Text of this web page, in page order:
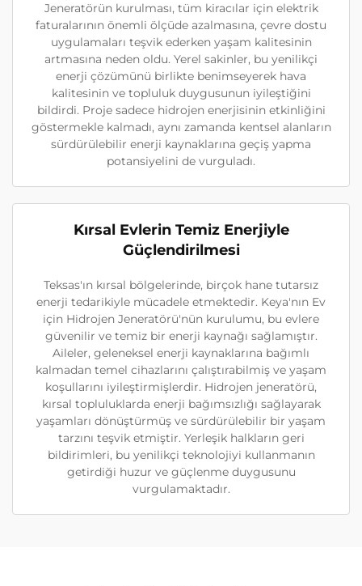
Jeneratörün kurulması, tüm kiracılar için elektrik
faturalarının önemli ölçüde azalmasına, çevre dostu
uygulamaları teşvik ederken yaşam kalitesinin
artmasına neden oldu. Yerel sakinler, bu yenilikçi
enerji çözümünü birlikte benimseyerek hava
kalitesinin ve topluluk duygusunun iyileştiğini
bildirdi. Proje sadece hidrojen enerjisinin etkinliğini
göstermekle kalmadı, aynı zamanda kentsel alanların
sürdürülebilir enerji kaynaklarına geçiş yapma
potansiyelini de vurguladı.
Kırsal Evlerin Temiz Enerjiyle
Güçlendirilmesi
Teksas'ın kırsal bölgelerinde, birçok hane tutarsız
enerji tedarikiyle mücadele etmektedir. Keya'nın Ev
için Hidrojen Jeneratörü'nün kurulumu, bu evlere
güvenilir ve temiz bir enerji kaynağı sağlamıştır.
Aileler, geleneksel enerji kaynaklarına bağımlı
kalmadan temel cihazlarını çalıştırabilmiş ve yaşam
koşullarını iyileştirmişlerdir. Hidrojen jeneratörü,
kırsal topluluklarda enerji bağımsızlığı sağlayarak
yaşamları dönüştürmüş ve sürdürülebilir bir yaşam
tarzını teşvik etmiştir. Yerleşik halkların geri
bildirimleri, bu yenilikçi teknolojiyi kullanmanın
getirdiği huzur ve güçlenme duygusunu
vurgulamaktadır.